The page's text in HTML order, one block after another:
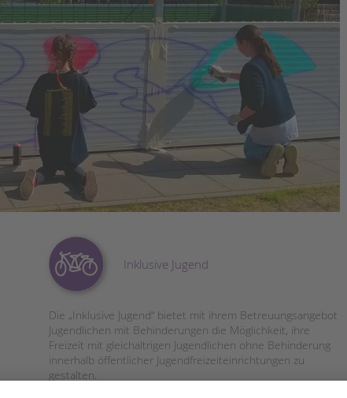
Inklusive Jugend
Die „Inklusive Jugend“ bietet mit ihrem Betreuungsangebot
Jugendlichen mit Behinderungen die Möglichkeit, ihre
Freizeit mit gleichaltrigen Jugendlichen ohne Behinderung
innerhalb öffentlicher Jugendfreizeiteinrichtungen zu
gestalten.